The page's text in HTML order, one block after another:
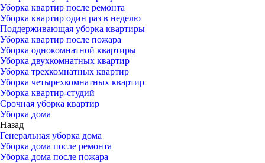
Уборка квартир после ремонта
Уборка квартир один раз в неделю
Поддерживающая уборка квартиры
Уборка квартир после пожара
Уборка однокомнатной квартиры
Уборка двухкомнатных квартир
Уборка трехкомнатных квартир
Уборка четырехкомнатных квартир
Уборка квартир-студий
Срочная уборка квартир
Уборка дома
Назад
Генеральная уборка дома
Уборка дома после ремонта
Уборка дома после пожара